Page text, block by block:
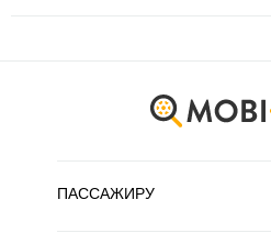
ПАССАЖИРУ